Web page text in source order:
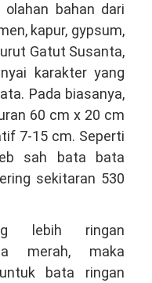
bahan dari
kapur, gypsum,
Gatut Susanta,
karakter yang
Pada biasanya,
60 cm x 20 cm
7-15 cm. Seperti
sah bata bata
sekitaran 530
lebih ringan
merah, maka
bata ringan